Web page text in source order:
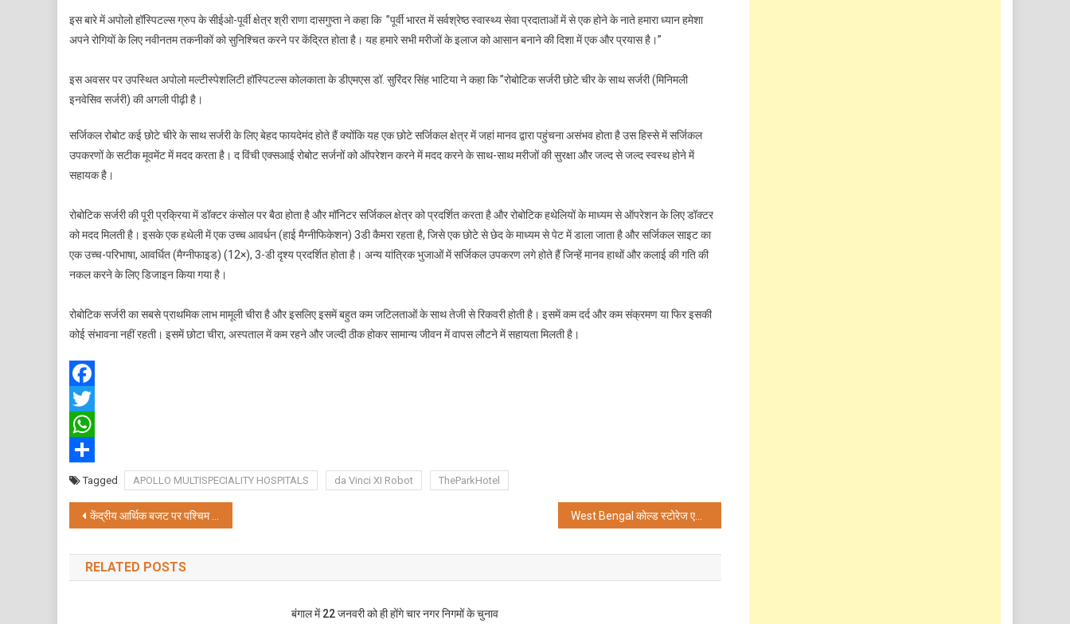
इस बारे में अपोलो हॉस्पिटल्स ग्रुप के सीईओ-पूर्वी क्षेत्र श्री राणा दासगुप्ता ने कहा कि ”पूर्वी भारत में सर्वश्रेष्ठ स्वास्थ्य सेवा प्रदाताओं में से एक होने के नाते हमारा ध्यान हमेशा
अपने रोगियों के लिए नवीनतम तकनीकों को सुनिश्चित करने पर केंद्रित होता है। यह हमारे सभी मरीजों के इलाज को आसान बनाने की दिशा में एक और प्रयास है।”
इस अवसर पर उपस्थित अपोलो मल्टीस्पेशलिटी हॉस्पिटल्स कोलकाता के डीएमएस डॉ. सुरिंदर सिंह भाटिया ने कहा कि ”रोबोटिक सर्जरी छोटे चीर के साथ सर्जरी (मिनिमली
इनवेसिव सर्जरी) की अगली पीढ़ी है।
सर्जिकल रोबोट कई छोटे चीरे के साथ सर्जरी के लिए बेहद फायदेमंद होते हैं क्योंकि यह एक छोटे सर्जिकल क्षेत्र में जहां मानव द्वारा पहुंचना असंभव होता है उस हिस्से में सर्जिकल
उपकरणों के सटीक मूवमेंट में मदद करता है। द विंची एक्सआई रोबोट सर्जनों को ऑपरेशन करने में मदद करने के साथ-साथ मरीजों की सुरक्षा और जल्द से जल्द स्वस्थ होने में
सहायक है।
रोबोटिक सर्जरी की पूरी प्रक्रिया में डॉक्टर कंसोल पर बैठा होता है और मॉनिटर सर्जिकल क्षेत्र को प्रदर्शित करता है और रोबोटिक हथेलियों के माध्यम से ऑपरेशन के लिए डॉक्टर
को मदद मिलती है। इसके एक हथेली में एक उच्च आवर्धन (हाई मैग्नीफिकेशन) 3डी कैमरा रहता है, जिसे एक छोटे से छेद के माध्यम से पेट में डाला जाता है और सर्जिकल साइट का
एक उच्च-परिभाषा, आवर्धित (मैग्नीफाइड) (12×), 3-डी दृश्य प्रदर्शित होता है। अन्य यांत्रिक भुजाओं में सर्जिकल उपकरण लगे होते हैं जिन्हें मानव हाथों और कलाई की गति की
नकल करने के लिए डिजाइन किया गया है।
रोबोटिक सर्जरी का सबसे प्राथमिक लाभ मामूली चीरा है और इसलिए इसमें बहुत कम जटिलताओं के साथ तेजी से रिकवरी होती है। इसमें कम दर्द और कम संक्रमण या फिर इसकी
कोई संभावना नहीं रहती। इसमें छोटा चीरा, अस्पताल में कम रहने और जल्दी ठीक होकर सामान्य जीवन में वापस लौटने में सहायता मिलती है।
Facebook
Twitter
WhatsApp
ShareTagged APOLLO MULTISPECIALITY HOSPITALS da Vinci XI Robot TheParkHotel
Post
navigation
केंद्रीय आर्थिक बजट पर पश्चिम बंगाल MSME डेवलपमेंट फोरम की अध्यक्ष CS व डॉक्टर ममता बिनानी की प्रतिक्रिया West Bengal कोल्ड स्टोरेज एसोसिएशन का 58वां वार्षिक साधारण सभा
RELATED POSTS
बंगाल में 22 जनवरी को ही होंगे चार नगर निगमों के चुनाव